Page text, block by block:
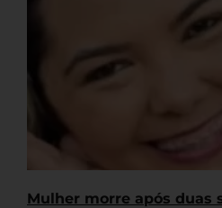
Mulher morre após duas